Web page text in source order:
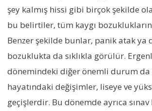
şey kalmış hissi gibi birçok şekilde
bu belirtiler, tüm kaygı
Benzer şekilde bunlar, panik atak ya
bozuklukta da sıklıkla görülür.
dönemindeki diğer önemli durum da
hayatındaki değişimler, liseye ve
geçişlerdir. Bu dönemde ayrıca sınav